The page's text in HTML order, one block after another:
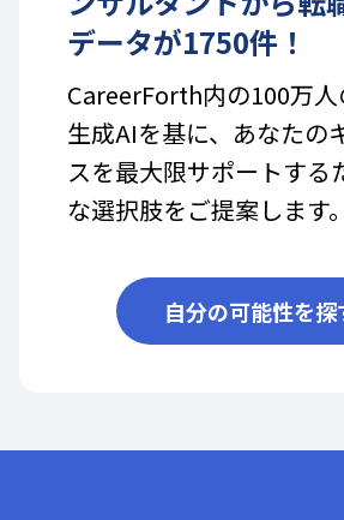
データが1750件！
CareerForth内の100万人
生成AIを基に、あなたの
スを最大限サポートする
な選択肢をご提案します。
自分の可能性を探